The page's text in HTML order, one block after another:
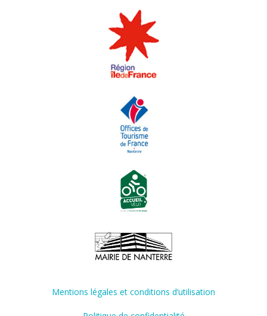
Mentions légales et conditions d’utilisation